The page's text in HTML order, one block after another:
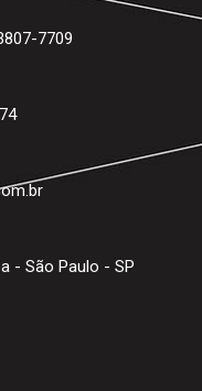
7709
- São Paulo - SP